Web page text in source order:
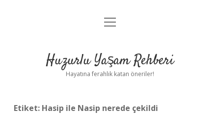
Anasayfa
Yasal Uyarı
menüyü
Huzurlu Yaşam Rehberi
Hayatına ferahlık katan öneriler!
Etiket: Hasip ile Nasip nerede çekildi